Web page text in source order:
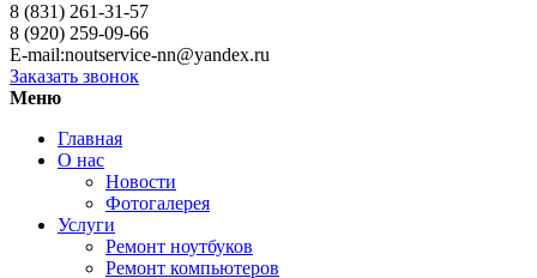
8 (831) 261-31-57
8 (920) 259-09-66
E-mail:noutservice-nn@yandex.ru
Заказать звонок
Меню
Главная
О нас
Новости
Фотогалерея
Услуги
Ремонт ноутбуков
Ремонт компьютеров